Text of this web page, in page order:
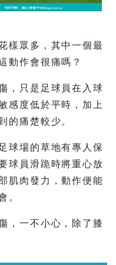
樣眾多，其中一個最
動作會很痛嗎？
，只是足球員在入球
感度低於平時，加上
的痛楚較少。
球場的草地有專人保
球員滑跪時將重心放
肌肉發力，動作便能
。
，一不小心，除了膝